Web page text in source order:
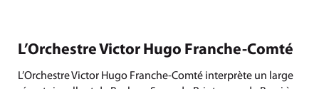
L’Orchestre Victor Hugo Franche-Comté
L’Orchestre Victor Hugo Franche-Comté interprète un large